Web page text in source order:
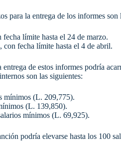
para la entrega de los informes son
fecha límite hasta el 24 de marzo.
con fecha límite hasta el 4 de abril.
de estos informes podría
son las siguientes:
mínimos (L. 209,775).
(L. 139,850).
mínimos (L. 69,925).
podría elevarse hasta los 100